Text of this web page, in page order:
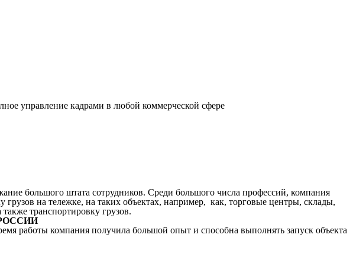
управление кадрами в любой коммерческой сфере
большого штата сотрудников. Среди большого числа профессий, компания
на тележке, на таких объектах, например, как, торговые центры, склады,
транспортировку грузов.
работы компания получила большой опыт и способна выполнять запуск объекта